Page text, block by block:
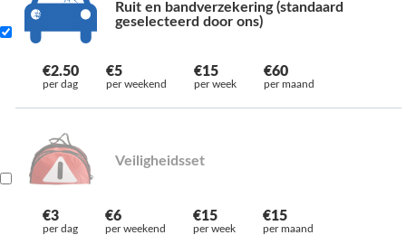
Ruit en bandverzekering (standaard
geselecteerd door ons)
€2.50
per dag
€5
per weekend
€15
per week
€60
per maand
Veiligheidsset
€3
per dag
€6
per weekend
€15
per week
€15
per maand